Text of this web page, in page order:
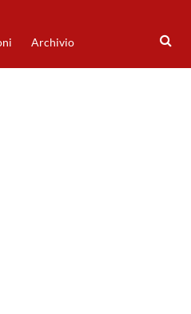
Archivio